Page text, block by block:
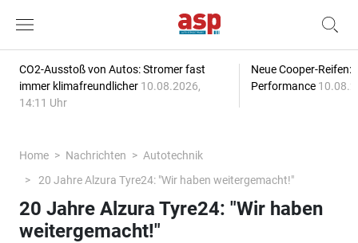
CO2-Ausstoß von Autos: Stromer fast
immer klimafreundlicher 10.08.2026,
14:11 Uhr
Neue Cooper-Reifen:
Performance
Home Nachrichten
Autotechnik
20 Jahre Alzura Tyre24: "Wir haben weitergemacht!"
20 Jahre Alzura Tyre24: "Wir haben
weitergemacht!"